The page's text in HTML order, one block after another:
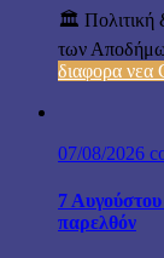
🏛️ Πολιτική
των
διαφορα
07/08/2026
7
παρελθόν